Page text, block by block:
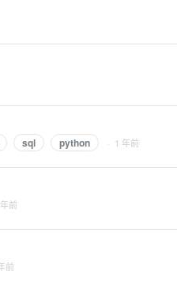
sql python · 1 年前
前
前